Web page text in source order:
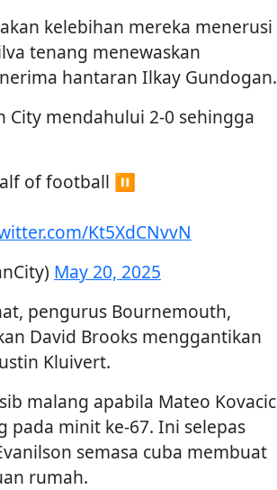
kelebihan mereka menerusi
tenang menewaskan
hantaran Ilkay Gundogan.
City mendahului 2-0 sehingga
of football ⏸️
Kt5XdCNvvN
May 20, 2025
pengurus Bournemouth,
David Brooks menggantikan
Kluivert.
malang apabila Mateo Kovacic
pada minit ke-67. Ini selepas
semasa cuba membuat
rumah.